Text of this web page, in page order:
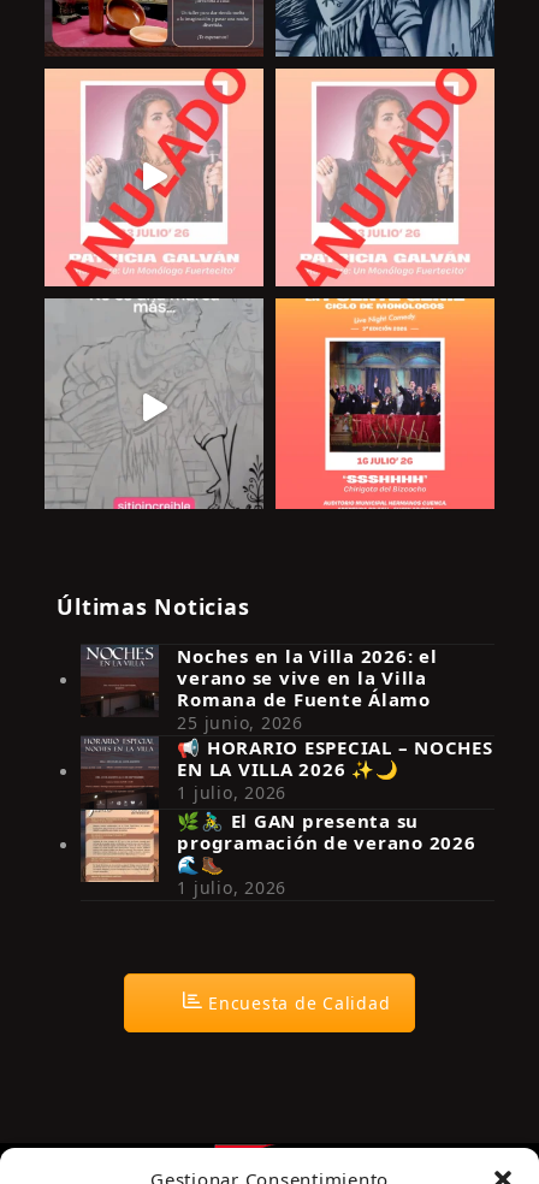
Gestionar Consentimiento
Síguenos en Instagram
Últimas Noticias
Noches en la Villa 2026: el
verano se vive en la Villa
Romana de Fuente Álamo
25 junio, 2026
📢 HORARIO ESPECIAL – NOCHES
EN LA VILLA 2026 ✨🌙
1 julio, 2026
🌿🚴‍♂️ El GAN presenta su
programación de verano 2026
🌊🥾
1 julio, 2026
Encuesta de Calidad